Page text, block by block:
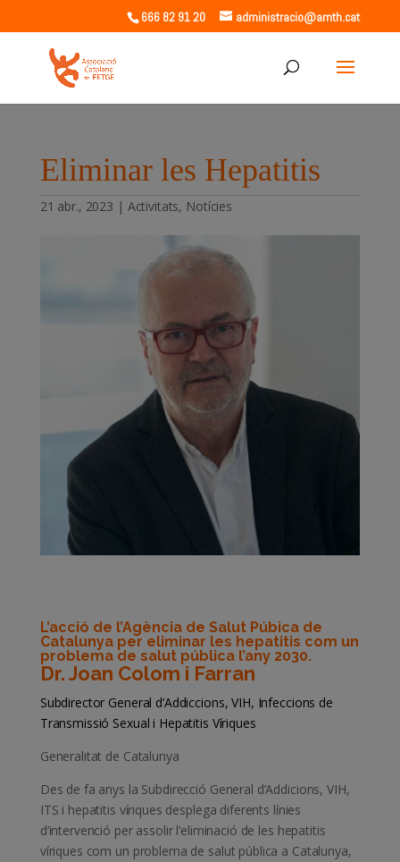
666 82 91 20 administracio@amth.cat
Eliminar les Hepatitis
21 abr., 2023 | Activitats, Notícies
L’acció de l’Agència de Salut Púbica de
Catalunya per eliminar les hepatitis com un
problema de salut pública l’any 2030.
Dr. Joan Colom i Farran
Subdirector General d’Addiccions, VIH, Infeccions de
Transmissió Sexual i Hepatitis Víriques
Generalitat de Catalunya
Des de fa anys la Subdirecció General d’Addicions, VIH,
ITS i hepatitis víriques desplega diferents línies
d’intervenció per assolir l’eliminació de les hepatitis
víriques com un problema de salut pública a Catalunya,